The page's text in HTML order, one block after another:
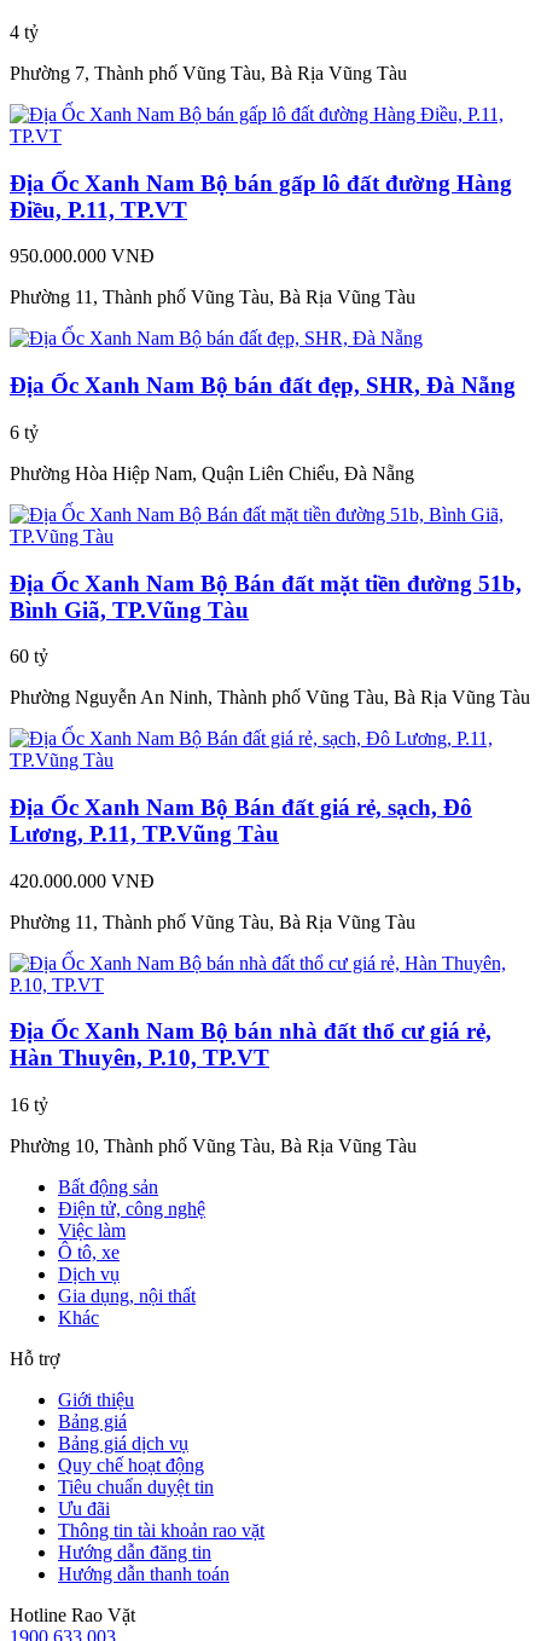
4 tỷ
Phường 7, Thành phố Vũng Tàu, Bà Rịa Vũng Tàu
Địa Ốc Xanh Nam Bộ bán gấp lô đất đường Hàng
Điều, P.11, TP.VT
950.000.000 VNĐ
Phường 11, Thành phố Vũng Tàu, Bà Rịa Vũng Tàu
Địa Ốc Xanh Nam Bộ bán đất đẹp, SHR, Đà Nẵng
6 tỷ
Phường Hòa Hiệp Nam, Quận Liên Chiểu, Đà Nẵng
Địa Ốc Xanh Nam Bộ Bán đất mặt tiền đường 51b,
Bình Giã, TP.Vũng Tàu
60 tỷ
Phường Nguyễn An Ninh, Thành phố Vũng Tàu, Bà Rịa Vũng Tàu
Địa Ốc Xanh Nam Bộ Bán đất giá rẻ, sạch, Đô
Lương, P.11, TP.Vũng Tàu
420.000.000 VNĐ
Phường 11, Thành phố Vũng Tàu, Bà Rịa Vũng Tàu
Địa Ốc Xanh Nam Bộ bán nhà đất thổ cư giá rẻ,
Hàn Thuyên, P.10, TP.VT
16 tỷ
Phường 10, Thành phố Vũng Tàu, Bà Rịa Vũng Tàu
Bất động sản
Điện tử, công nghệ
Việc làm
Ô tô, xe
Dịch vụ
Gia dụng, nội thất
Khác
Hỗ trợ
Giới thiệu
Bảng giá
Bảng giá dịch vụ
Quy chế hoạt động
Tiêu chuẩn duyệt tin
Ưu đãi
Thông tin tài khoản rao vặt
Hướng dẫn đăng tin
Hướng dẫn thanh toán
Hotline Rao Vặt